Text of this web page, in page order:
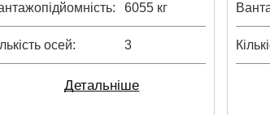
6055 кг
осей 3
Детальніше